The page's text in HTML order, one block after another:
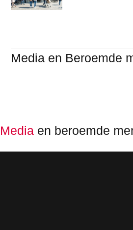
Media en Beroemde
Media en beroemde